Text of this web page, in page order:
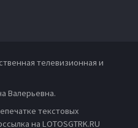
телевизионная и
Валерьевна.
текстовых
на LOTOSGTRK.RU